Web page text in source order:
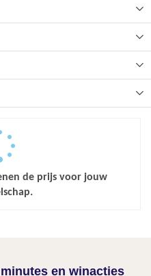
de prijs voor jouw
en winacties